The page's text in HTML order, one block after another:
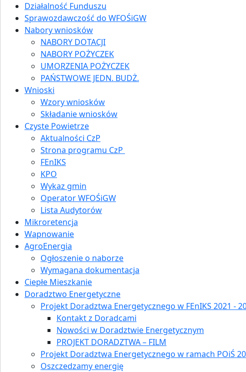
Działalność Funduszu
Sprawozdawczość do WFOŚiGW
Nabory wniosków
NABORY DOTACJI
NABORY POŻYCZEK
UMORZENIA POŻYCZEK
PAŃSTWOWE JEDN. BUDŻ.
Wnioski
Wzory wniosków
Składanie wniosków
Czyste Powietrze
Aktualności CzP
Strona programu CzP
FEnIKS
KPO
Wykaz gmin
Operator WFOŚiGW
Lista Audytorów
Mikroretencja
Wapnowanie
AgroEnergia
Ogłoszenie o naborze
Wymagana dokumentacja
Ciepłe Mieszkanie
Doradztwo Energetyczne
Projekt Doradztwa Energetycznego w FEnIKS 2021 -
Kontakt z Doradcami
Nowości w Doradztwie Energetycznym
PROJEKT DORADZTWA – FILM
Projekt Doradztwa Energetycznego w ramach POiŚ
Oszczedzamy energię